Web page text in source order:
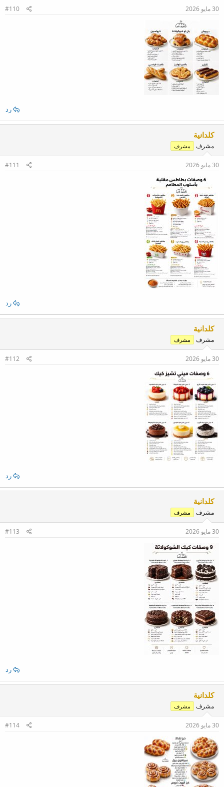
30 مايو 2026 #110
رد
كلدانية
مشرف مشرف
30 مايو 2026 #111
رد
كلدانية
مشرف مشرف
30 مايو 2026 #112
رد
كلدانية
مشرف مشرف
30 مايو 2026 #113
رد
كلدانية
مشرف مشرف
30 مايو 2026 #114